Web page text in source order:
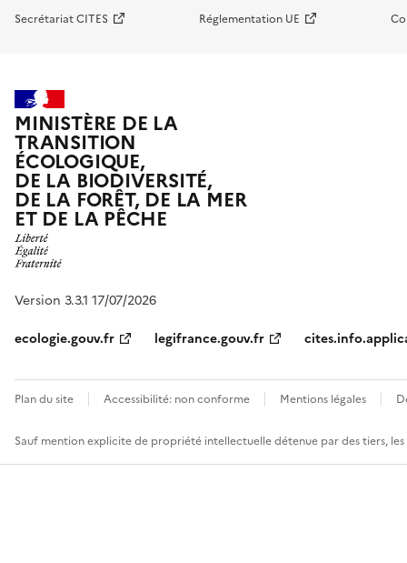
Secrétariat CITES Réglementation UE
MINISTÈRE DE LA
TRANSITION
ÉCOLOGIQUE,
DE LA BIODIVERSITÉ,
DE LA FORÊT, DE LA MER
ET DE LA PÊCHE
Version 3.3.1 17/07/2026
ecologie.gouv.fr
legifrance.gouv.fr
Plan du site Accessibilité: non conforme Mentions légales
Sauf mention explicite de propriété intellectuelle détenue par des tiers,